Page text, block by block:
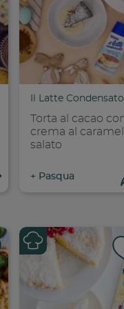
Apri
Torta al cacao
crema al
salato
+ Pasqua